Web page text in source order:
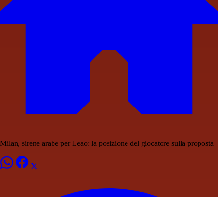
Milan, sirene arabe per Leao: la posizione del giocatore sulla proposta